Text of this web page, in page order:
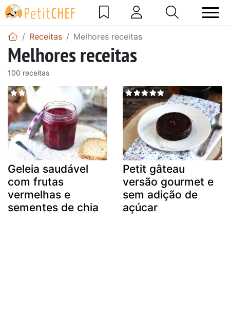
Receitas Melhores receitas
Melhores receitas
100 receitas
Geleia saudável
com frutas
vermelhas e
sementes de chia
Petit gâteau
versão gourmet e
sem adição de
açúcar